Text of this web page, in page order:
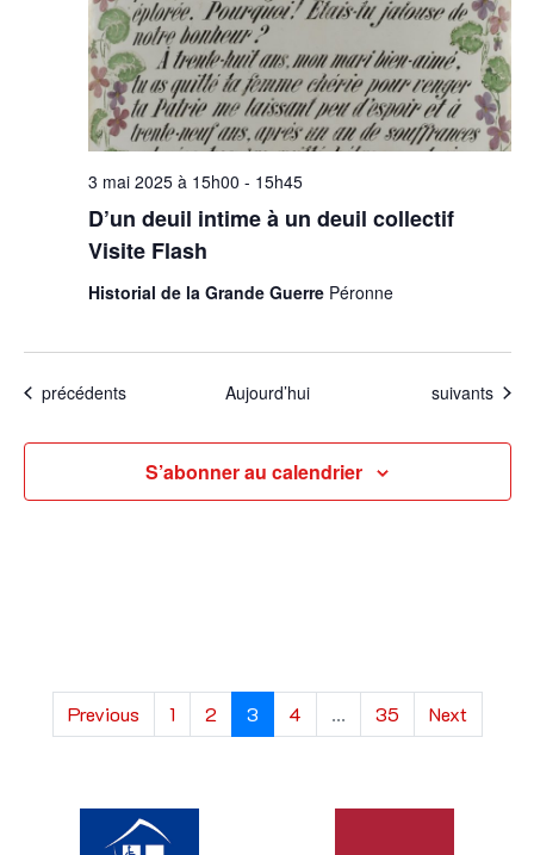
D’un deuil intime à un deuil collectif
Visite Flash
3 mai 2025 à 15h00 - 15h45
Historial de la Grande Guerre Péronne
Évènements
précédents Aujourd’hui Évènements
suivants
S’abonner au calendrier
Previous 1 2 3 4 ... 35 Next